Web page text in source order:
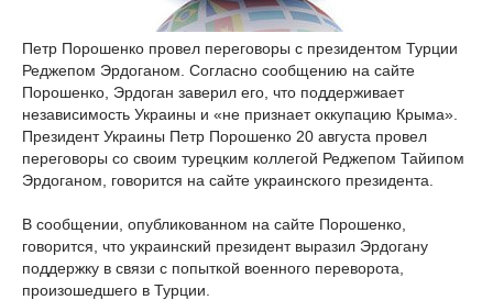
Петр Порошенко провел переговоры с президентом Турции
Реджепом Эрдоганом. Согласно сообщению на сайте
Порошенко, Эрдоган заверил его, что поддерживает
независимость Украины и «не признает оккупацию Крыма».
Президент Украины Петр Порошенко 20 августа провел
переговоры со своим турецким коллегой Реджепом Тайипом
Эрдоганом, говорится на сайте украинского президента.
В сообщении, опубликованном на сайте Порошенко,
говорится, что украинский президент выразил Эрдогану
поддержку в связи с попыткой военного переворота,
произошедшего в Турции.